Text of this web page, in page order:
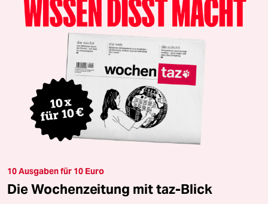
10 Ausgaben für 10 Euro
Die Wochenzeitung mit taz-Blick